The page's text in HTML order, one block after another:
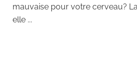
mauvaise pour votre cerveau?
elle ...